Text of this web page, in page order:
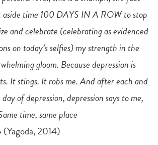
aside time 100 DAYS IN A ROW to stop
and celebrate (celebrating as evidenced
on today’s selfies) my strength in the
gloom. Because depression is
It stings. It robs me. And after each and
of depression, depression says to me,
time, same place
(Yagoda, 2014)